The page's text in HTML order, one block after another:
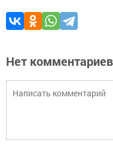
Нет комментариев